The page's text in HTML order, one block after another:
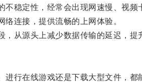
稳定性，经常会出现网速慢、视频
连接，提供流畅的上网体验。
从源头上减少数据传输的延迟，提
行在线游戏还是下载大型文件，都